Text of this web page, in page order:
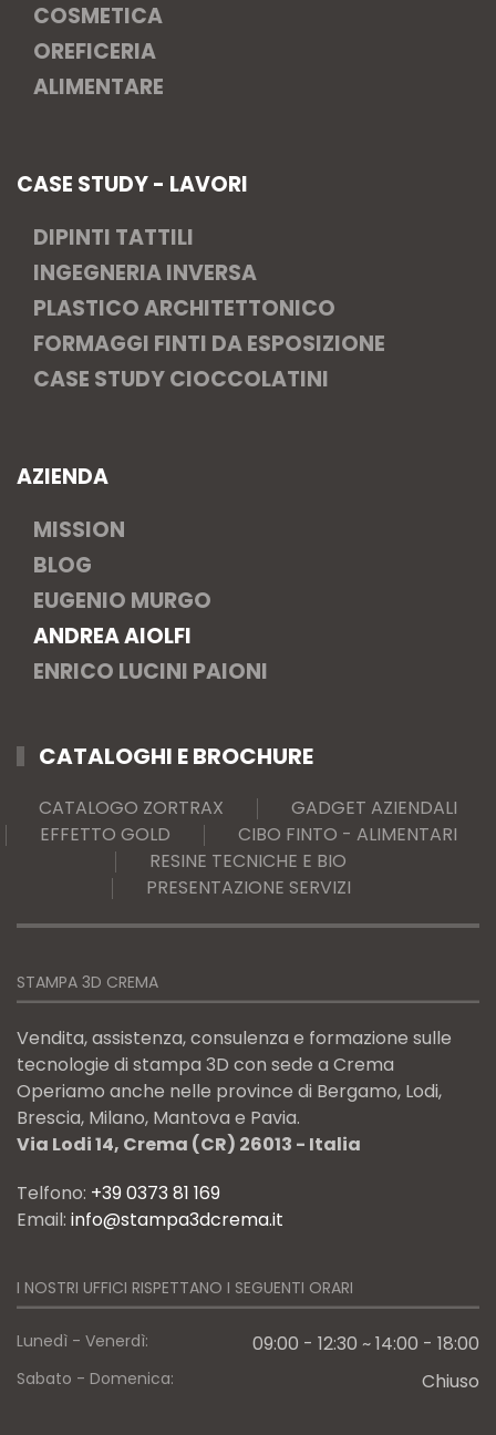
COSMETICA
OREFICERIA
ALIMENTARE
CASE STUDY - LAVORI
DIPINTI TATTILI
INGEGNERIA INVERSA
PLASTICO ARCHITETTONICO
FORMAGGI FINTI DA ESPOSIZIONE
CASE STUDY CIOCCOLATINI
AZIENDA
MISSION
BLOG
EUGENIO MURGO
ANDREA AIOLFI
ENRICO LUCINI PAIONI
CATALOGHI E BROCHURE
CATALOGO ZORTRAX
GADGET AZIENDALI
EFFETTO GOLD
CIBO FINTO - ALIMENTARI
RESINE TECNICHE E BIO
PRESENTAZIONE SERVIZI
STAMPA 3D CREMA
Vendita, assistenza, consulenza e formazione sulle
tecnologie di stampa 3D con sede a Crema
Operiamo anche nelle province di Bergamo, Lodi,
Brescia, Milano, Mantova e Pavia.
Via Lodi 14, Crema (CR) 26013 - Italia
Telfono: +39 0373 81 169
Email: info@stampa3dcrema.it
I NOSTRI UFFICI RISPETTANO I SEGUENTI ORARI
Lunedì - Venerdì: 09:00 - 12:30 ~ 14:00 - 18:00
Sabato - Domenica: Chiuso